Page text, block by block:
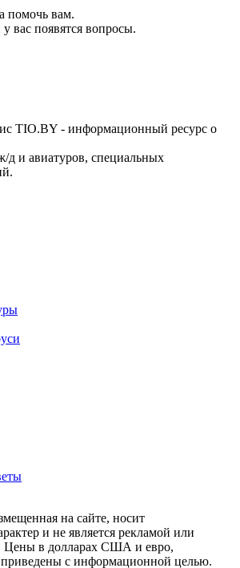
помочь вам.
вас появятся вопросы.
TIO.BY - информационный ресурс о
д и авиатуров, специальных
на сайте, носит
и не является рекламой или
Цены в долларах США и евро,
приведены с информационной целью.